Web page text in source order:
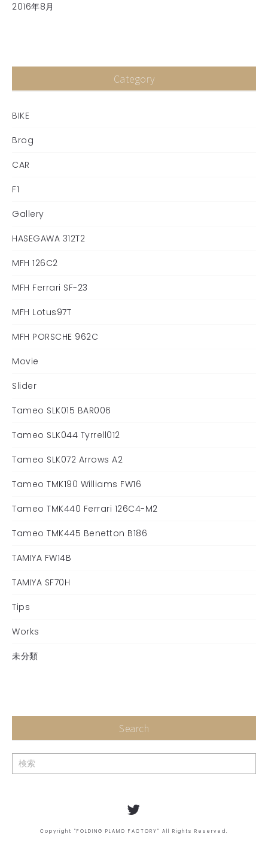
2016年8月
Category
BIKE
Brog
CAR
F1
Gallery
HASEGAWA 312T2
MFH 126C2
MFH Ferrari SF-23
MFH Lotus97T
MFH PORSCHE 962C
Movie
Slider
Tameo SLK015 BAR006
Tameo SLK044 Tyrrell012
Tameo SLK072 Arrows A2
Tameo TMK190 Williams FW16
Tameo TMK440 Ferrari 126C4-M2
Tameo TMK445 Benetton B186
TAMIYA FW14B
TAMIYA SF70H
Tips
Works
未分類
Search
Copyright "FOLDING PLAMO FACTORY" All Rights Reserved.